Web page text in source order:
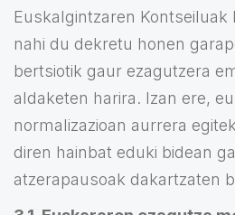
Euskalgintzaren Kontseiluak
nahi du dekretu honen
bertsiotik gaur ezagutzera
aldaketen harira. Izan ere,
normalizazioan aurrera
diren hainbat eduki bidean
atzerapausoak dakartzaten